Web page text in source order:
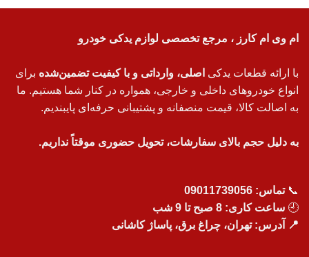
ام وی ام کارز ، مرجع تخصصی لوازم یدکی خودرو
با ارائه قطعات یدکی اصلی، وارداتی و با کیفیت تضمین‌شده برای
انواع خودروهای داخلی و خارجی، همواره در کنار شما هستیم. ما
به اصالت کالا، قیمت منصفانه و پشتیبانی حرفه‌ای پایبندیم.
به دلیل حجم بالای سفارشات، تحویل حضوری موقتاً نداریم.
📞تماس: 09011739056
🕘 ساعت کاری: 8 صبح تا 9 شب
📍 آدرس: تهران، چراغ برق، پاساژ کاشانی